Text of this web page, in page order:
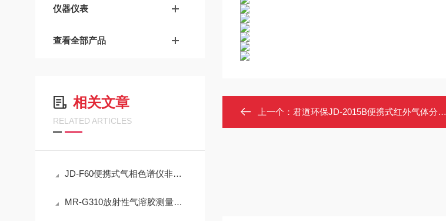
仪器仪表
查看全部产品
相关文章
RELATED ARTICLES
JD-F60便携式气相色谱仪非甲烷总烃现场快速检测技术方案
MR-G310放射性气溶胶测量仪：IP65防护与-40℃~+50℃宽温工作能力
上一个： 君道环保JD-2015B便携式红外气体分析仪非分散红外吸收CO/CO2测定